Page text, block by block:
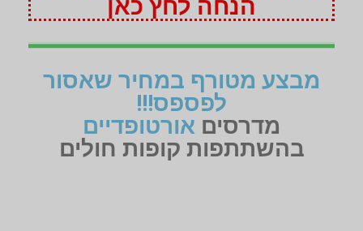
הנחה לחץ כאן
מבצע מטורף במחיר שאסור
לפספס!!!
מדרסים אורטופדיים
בהשתתפות קופות חולים